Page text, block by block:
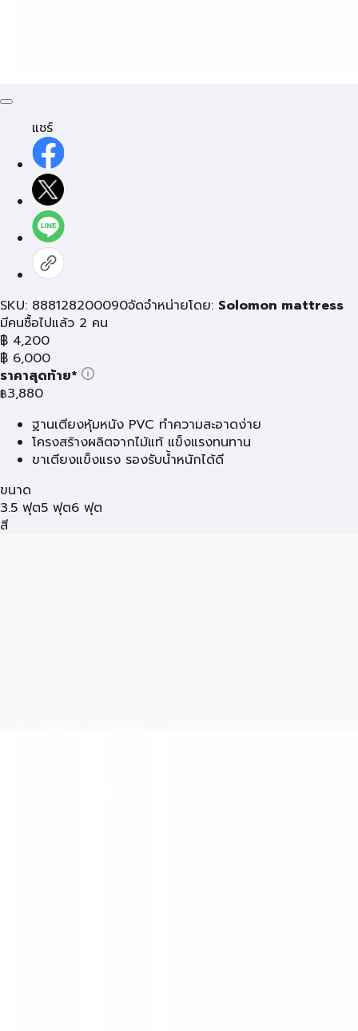
แชร์
SKU: 888128200090จัดจำหน่ายโดย: Solomon mattress
มีคนซื้อไปแล้ว 2 คน
฿ 4,200
฿ 6,000
ราคาสุดท้าย*
฿3,880
ฐานเตียงหุ้มหนัง PVC ทำความสะอาดง่าย
โครงสร้างผลิตจากไม้แท้ แข็งแรงทนทาน
ขาเตียงแข็งแรง รองรับน้ำหนักได้ดี
ขนาด
3.5 ฟุต5 ฟุต6 ฟุต
สี